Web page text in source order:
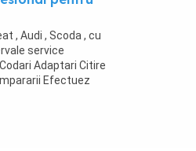
, Audi , Scoda , cu
service
Adaptari Citire
Efectuez